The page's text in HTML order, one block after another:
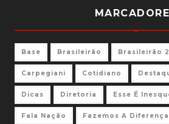
Base Brasileirão Brasileirão
Carpegiani Cotidiano
Dicas Diretoria Esse É
Fala Nação Fazemos A Diferença